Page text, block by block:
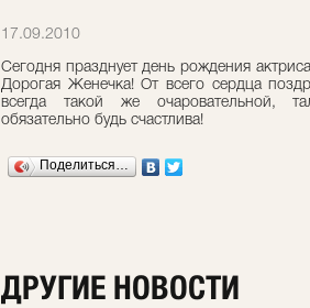
17.09.2010
Сегодня празднует день рождения
Дорогая Женечка! От всего сердца
всегда такой же очаровательной,
обязательно будь счастлива!
Поделиться…
ДРУГИЕ НОВОСТИ